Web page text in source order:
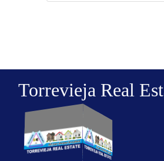
Torrevieja Real